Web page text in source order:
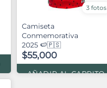
3 fotos
Camiseta
Conmemorativa
2025 🍉🇵🇸
$55,000
AÑADIR AL CARRITO